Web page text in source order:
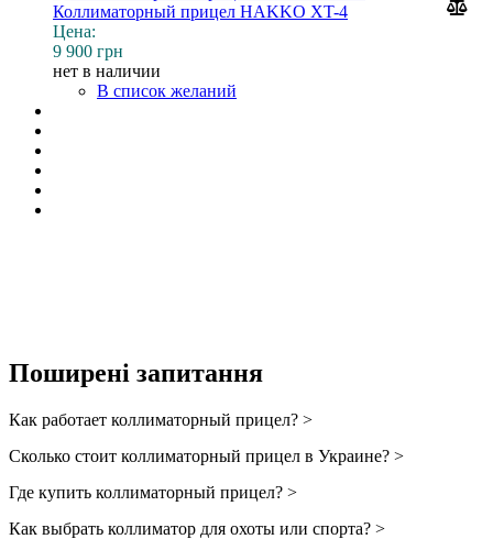
Коллиматорный прицел HAKKO XT-4
Цена:
9 900 грн
нет в наличии
В список желаний
Поширені запитання
Как работает коллиматорный прицел? >
Сколько стоит коллиматорный прицел в Украине? >
Где купить коллиматорный прицел? >
Как выбрать коллиматор для охоты или спорта? >